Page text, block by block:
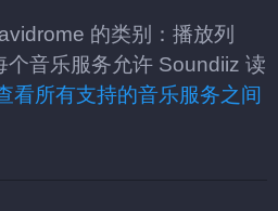
的类别：播放列
个音乐服务允许 Soundiiz 读
看所有支持的音乐服务之间